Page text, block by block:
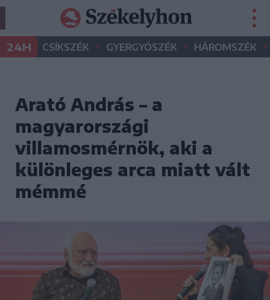
24H CSÍKSZÉK • GYERGYÓSZÉK • HÁROMSZÉK •
Arató András – a
magyarországi
villamosmérnök, aki a
különleges arca miatt vált
mémmé